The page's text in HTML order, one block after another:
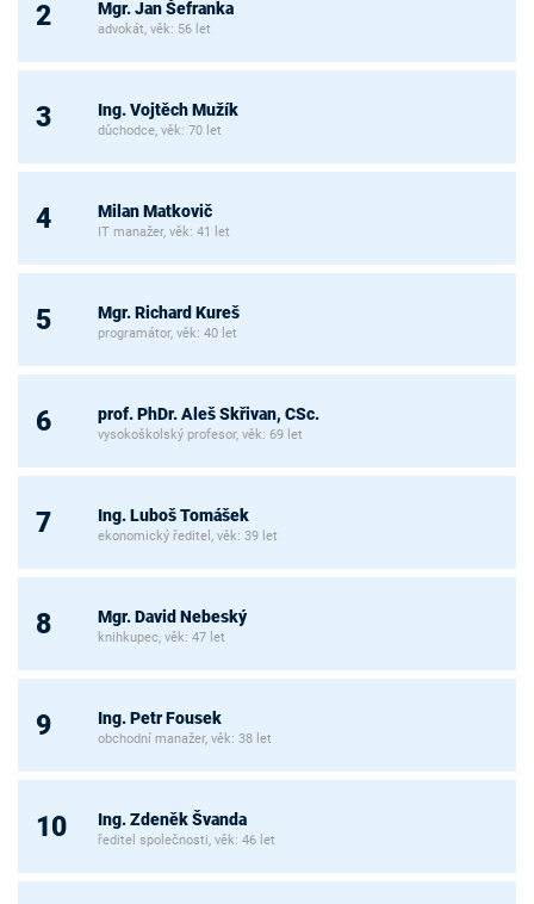
2 Mgr. Jan Šefranka
advokát, věk: 56 let
3 Ing. Vojtěch Mužík
důchodce, věk: 70 let
4 Milan Matkovič
IT manažer, věk: 41 let
5 Mgr. Richard Kureš
programátor, věk: 40 let
6 prof. PhDr. Aleš Skřivan, CSc.
vysokoškolský profesor, věk: 69 let
7 Ing. Luboš Tomášek
ekonomický ředitel, věk: 39 let
8 Mgr. David Nebeský
knihkupec, věk: 47 let
9 Ing. Petr Fousek
obchodní manažer, věk: 38 let
10 Ing. Zdeněk Švanda
ředitel společnosti, věk: 46 let